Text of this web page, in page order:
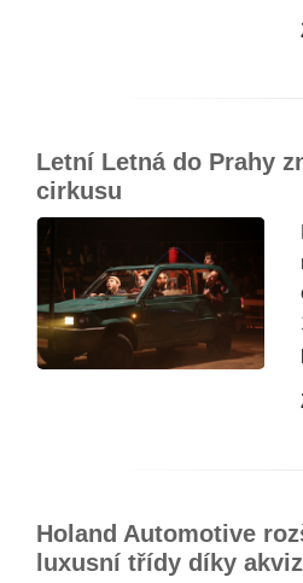
Letní Letná do Prahy
cirkusu
Holand Automotive
luxusní třídy díky